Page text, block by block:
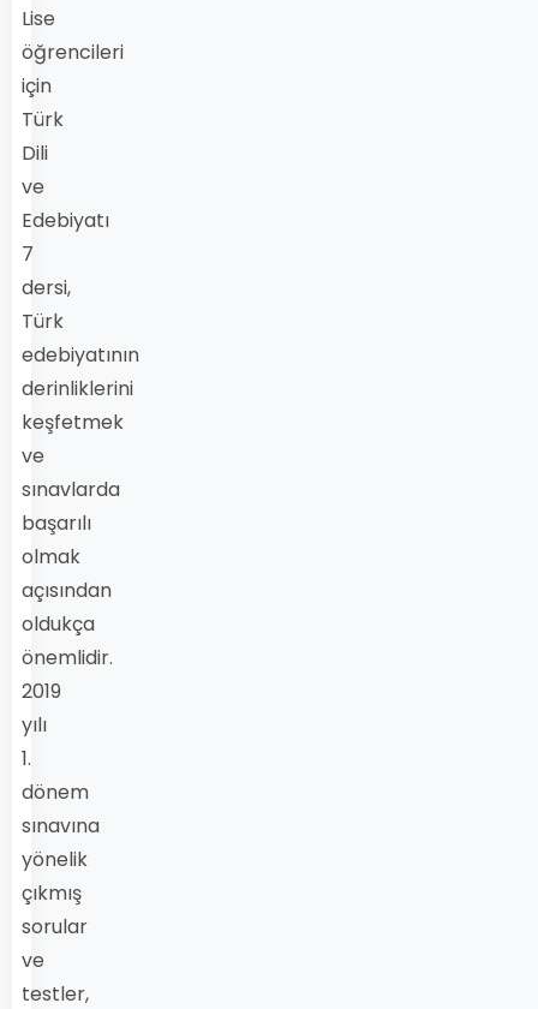
Lise
öğrencileri
için
Türk
Dili
ve
Edebiyatı
7
dersi,
Türk
edebiyatının
derinliklerini
keşfetmek
ve
sınavlarda
başarılı
olmak
açısından
oldukça
önemlidir.
2019
yılı
1.
dönem
sınavına
yönelik
çıkmış
sorular
ve
testler,